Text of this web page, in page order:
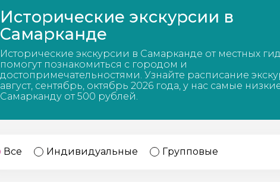
Нижний Новгород
Калининград
Россия
Кисловодск
Россия
20 экскурсий
Дербент 17 экскурсий
Исторические экскурсии в
Самарканде
Исторические экскурсии в Самарканде от местных
помогут познакомиться с городом и
достопримечательностями. Узнайте расписание
август, сентябрь, октябрь 2026 года, у нас самые
Самарканду от 500 рублей.
Все Индивидуальные Групповые